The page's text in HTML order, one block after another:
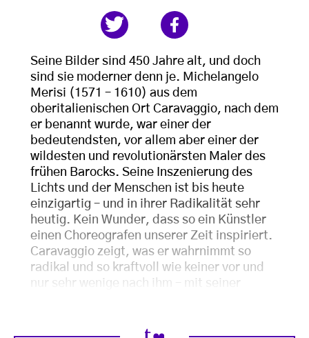
Seine Bilder sind 450 Jahre alt, und doch
sind sie moderner denn je. Michelangelo
Merisi (1571 – 1610) aus dem
oberitalienischen Ort Caravaggio, nach dem
er benannt wurde, war einer der
bedeutendsten, vor allem aber einer der
wildesten und revolutionärsten Maler des
frühen Barocks. Seine Inszenierung des
Lichts und der Menschen ist bis heute
einzigartig – und in ihrer Radikalität sehr
heutig. Kein Wunder, dass so ein Künstler
einen Choreografen unserer Zeit inspiriert.
Caravaggio zeigt, was er wahrnimmt so
radikal und so kraftvoll wie keiner vor und
nur sehr wenige nach ihm – mit seiner